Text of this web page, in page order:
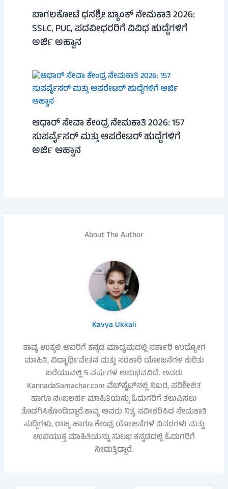
ಬಾಗಲಕೋಟೆ ಧನಶ್ರೀ ಬ್ಯಾಂಕ್ ನೇಮಕಾತಿ 2026:
SSLC, PUC, ಪದವೀಧರರಿಗೆ ವಿವಿಧ ಹುದ್ದೆಗಳಿಗೆ
ಅರ್ಜಿ ಅಹ್ವಾನ
ಆಧಾರ್ ಸೇವಾ ಕೇಂದ್ರ ನೇಮಕಾತಿ 2026: 157
ಸುಪರ್ವೈಸರ್ ಮತ್ತು ಆಪರೇಟರ್ ಹುದ್ದೆಗಳಿಗೆ
ಅರ್ಜಿ ಆಹ್ವಾನ
About The Author
Kavya Ukkali
ಕಾವ್ಯ ಉಕ್ಕಲಿ ಅವರಿಗೆ ಕನ್ನಡ ಮಾಧ್ಯಮದಲ್ಲಿ ಸರ್ಕಾರಿ ಉದ್ಯೋಗ
ಮಾಹಿತಿ, ವಿದ್ಯಾರ್ಥಿವೇತನ ಮತ್ತು ಸರಕಾರಿ ಯೋಜನೆಗಳ ಕುರಿತು
ಬರೆಯುವಲ್ಲಿ 5 ವರ್ಷಗಳ ಅನುಭವವಿದೆ. ಅವರು
KannadaSamachar.com ವೆಬ್‌ಸೈಟ್‌ನಲ್ಲಿ ನಿಖರ, ಪರಿಶೀಲಿತ
ಹಾಗೂ ನಂಬಲರ್ಹ ಮಾಹಿತಿಯನ್ನು ಓದುಗರಿಗೆ ತಲುಪಿಸಲು
ತೊಡಗಿಸಿಕೊಂಡಿದ್ದಾರೆ.ಕಾವ್ಯ ಅವರು ನಿತ್ಯ ನವೀಕರಿಸಿದ ನೇಮಕಾತಿ
ಸುದ್ದಿಗಳು, ರಾಜ್ಯ ಹಾಗೂ ಕೇಂದ್ರ ಯೋಜನೆಗಳ ವಿವರಗಳು ಮತ್ತು
ಉಪಯುಕ್ತ ಮಾಹಿತಿಯನ್ನು ಸುಲಭ ಕನ್ನಡದಲ್ಲಿ ಓದುಗರಿಗೆ
ನೀಡುತ್ತಿದ್ದಾರೆ.